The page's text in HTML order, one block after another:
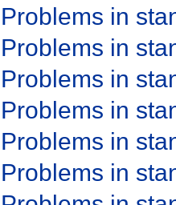
Problems in
Problems in
Problems in
Problems in
Problems in
Problems in